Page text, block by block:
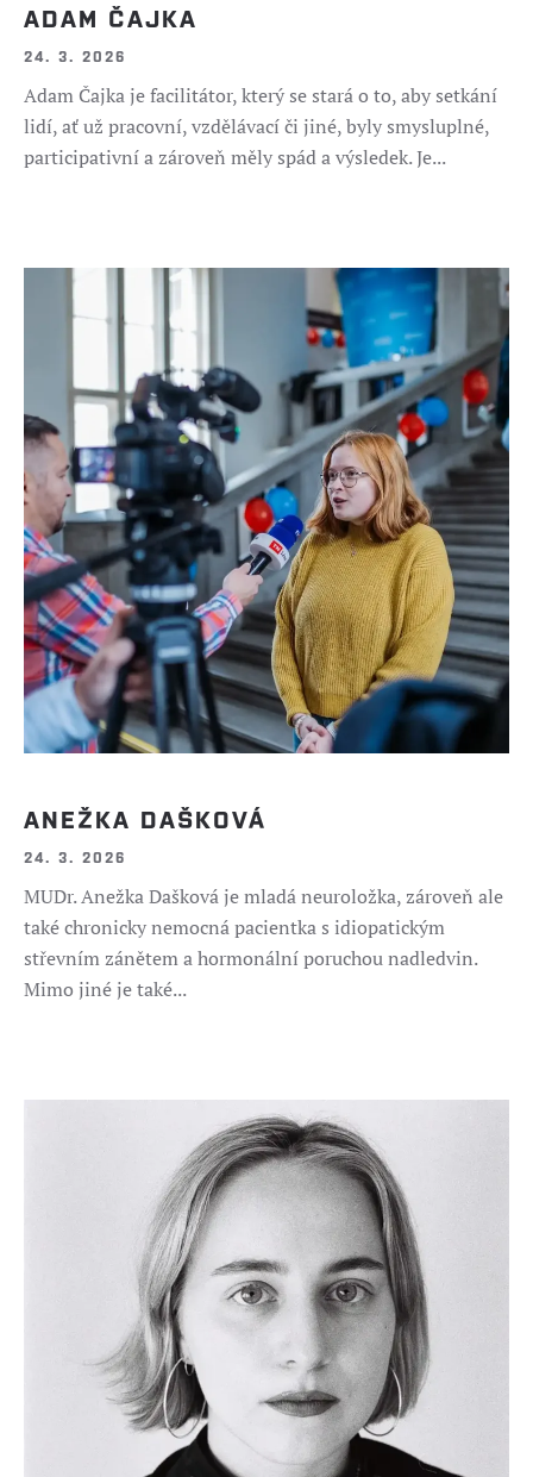
ADAM ČAJKA
24. 3. 2026
Adam Čajka je facilitátor, který se stará o to, aby setkání
lidí, ať už pracovní, vzdělávací či jiné, byly smysluplné,
participativní a zároveň měly spád a výsledek. Je...
ANEŽKA DAŠKOVÁ
24. 3. 2026
MUDr. Anežka Dašková je mladá neuroložka, zároveň ale
také chronicky nemocná pacientka s idiopatickým
střevním zánětem a hormonální poruchou nadledvin.
Mimo jiné je také...